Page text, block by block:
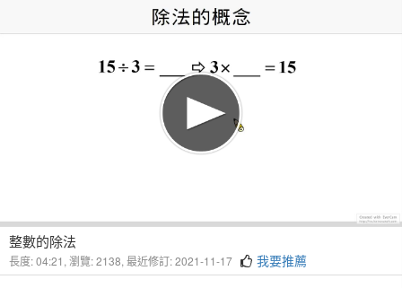
整數的除法
長度: 04:21, 瀏覽: 2138, 最近修訂: 2021-11-17 我要推薦